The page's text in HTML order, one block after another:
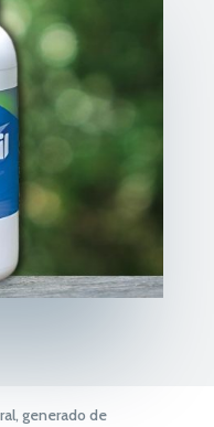
generado de